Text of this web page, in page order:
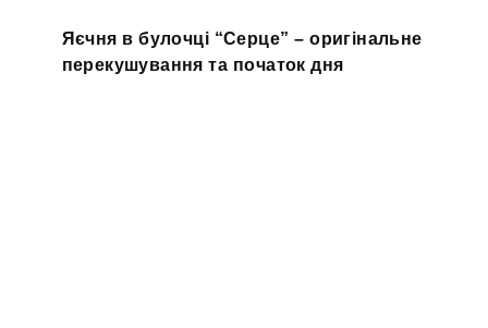
Яєчня в булочці “Серце” – оригінальне
перекушування та початок дня